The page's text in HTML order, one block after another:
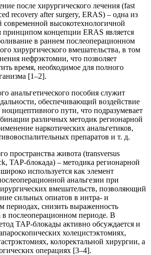
после хирургического лечения (fast
recovery after surgery, ERAS) – одна из
современной высокотехнологичной
концепции ERAS является
в раннем послеоперационном
хирургического вмешательства, в том
нефрэктомии, что позволяет
время, необходимое для полного
[1–2].
анальгетического пособия служит
обеспечивающий воздействие
пути, что подразумевает
различных методик регионарной
наркотических анальгетиков,
препаратов и т. д.
пространства живота (transversus
TAP-блокада) – методика регионарной
используется как элемент
анальгезии при
вмешательств, позволяющий
сильных опиатов в интра- и
периодах, снизить выраженность
в послеоперационном периоде. В
TAP-блокады активно обсуждается и
холецистэктомиях,
колоректальной хирургии, а
операциях [3–4].